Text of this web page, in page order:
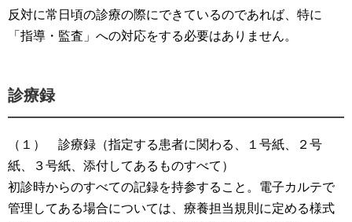
反対に常日頃の診療の際にできているのであれば、特に
「指導・監査」への対応をする必要はありません。
診療録
（１） 診療録（指定する患者に関わる、１号紙、２号
紙、３号紙、添付してあるものすべて）
初診時からのすべての記録を持参すること。電子カルテで
管理してある場合については、療養担当規則に定める様式
営業等許可関係（飲食・風営関係）
相談業務
離婚公正証書作成支援
契約書作成・審査